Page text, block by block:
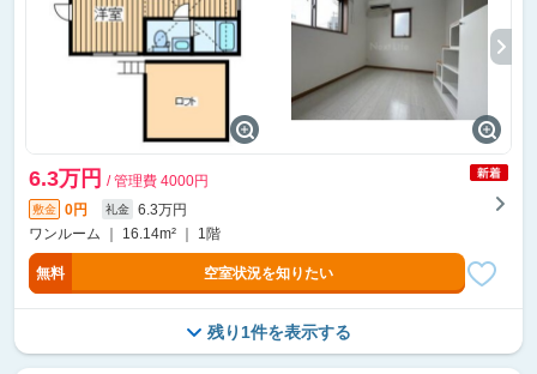
6.3万円 / 管理費 4000円
敷金 0円 礼金
6.3万円
ワンルーム ｜ 16.14m² ｜ 1階
無料 空室状況を知りたい
残り1件を表示する